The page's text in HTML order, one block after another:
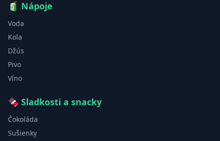
🧃 Nápoje
Voda
Kola
Džús
Pivo
Víno
🍫 Sladkosti a snacky
Čokoláda
Sušienky